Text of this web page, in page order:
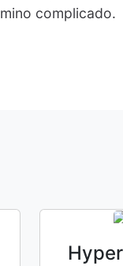
complicado.